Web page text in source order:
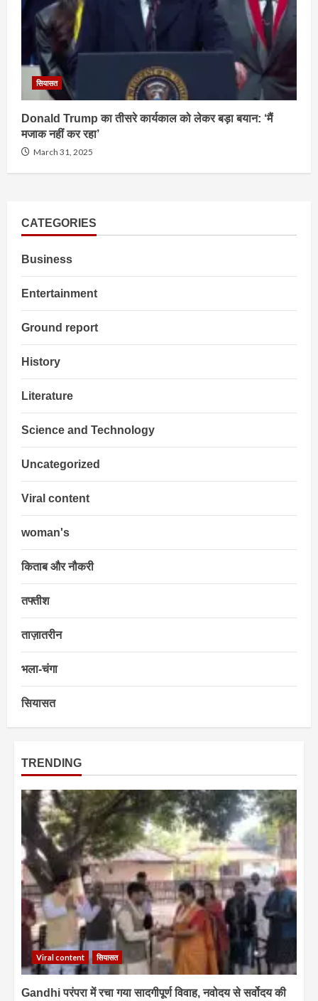
सियासत
Donald Trump का तीसरे कार्यकाल को लेकर बड़ा बयान: ‘मैं
मजाक नहीं कर रहा’
March 31, 2025
CATEGORIES
Business
Entertainment
Ground report
History
Literature
Science and Technology
Uncategorized
Viral content
woman's
किताब और नौकरी
तफ्तीश
ताज़ातरीन
भला-चंगा
सियासत
TRENDING
Viral content सियासत
Gandhi परंपरा में रचा गया सादगीपूर्ण विवाह, नवोदय से सर्वोदय की